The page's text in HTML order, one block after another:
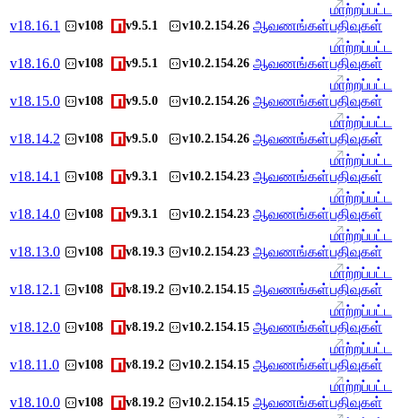
v18.16.1 v108 v9.5.1 v10.2.154.26 ஆவணங்கள்
மாற்றப்பட்ட
பதிவுகள்
v18.16.0 v108 v9.5.1 v10.2.154.26 ஆவணங்கள்
மாற்றப்பட்ட
பதிவுகள்
v18.15.0 v108 v9.5.0 v10.2.154.26 ஆவணங்கள்
மாற்றப்பட்ட
பதிவுகள்
v18.14.2 v108 v9.5.0 v10.2.154.26 ஆவணங்கள்
மாற்றப்பட்ட
பதிவுகள்
v18.14.1 v108 v9.3.1 v10.2.154.23 ஆவணங்கள்
மாற்றப்பட்ட
பதிவுகள்
v18.14.0 v108 v9.3.1 v10.2.154.23 ஆவணங்கள்
மாற்றப்பட்ட
பதிவுகள்
v18.13.0 v108 v8.19.3 v10.2.154.23 ஆவணங்கள்
மாற்றப்பட்ட
பதிவுகள்
v18.12.1 v108 v8.19.2 v10.2.154.15 ஆவணங்கள்
மாற்றப்பட்ட
பதிவுகள்
v18.12.0 v108 v8.19.2 v10.2.154.15 ஆவணங்கள்
மாற்றப்பட்ட
பதிவுகள்
v18.11.0 v108 v8.19.2 v10.2.154.15 ஆவணங்கள்
மாற்றப்பட்ட
பதிவுகள்
v18.10.0 v108 v8.19.2 v10.2.154.15 ஆவணங்கள்
மாற்றப்பட்ட
பதிவுகள்